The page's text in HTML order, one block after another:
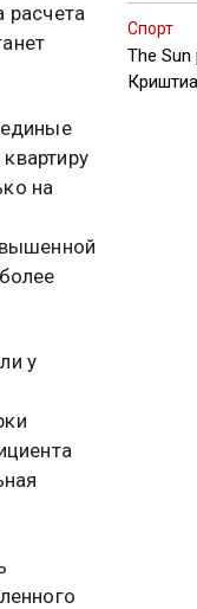
расчета
единые
на
у
Спорт
The